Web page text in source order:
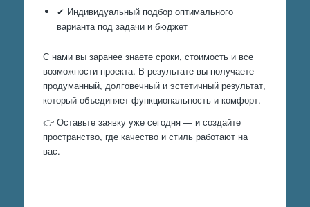
✔ Индивидуальный подбор оптимального
варианта под задачи и бюджет
С нами вы заранее знаете сроки, стоимость и все
возможности проекта. В результате вы получаете
продуманный, долговечный и эстетичный результат,
который объединяет функциональность и комфорт.
👉 Оставьте заявку уже сегодня — и создайте
пространство, где качество и стиль работают на
вас.